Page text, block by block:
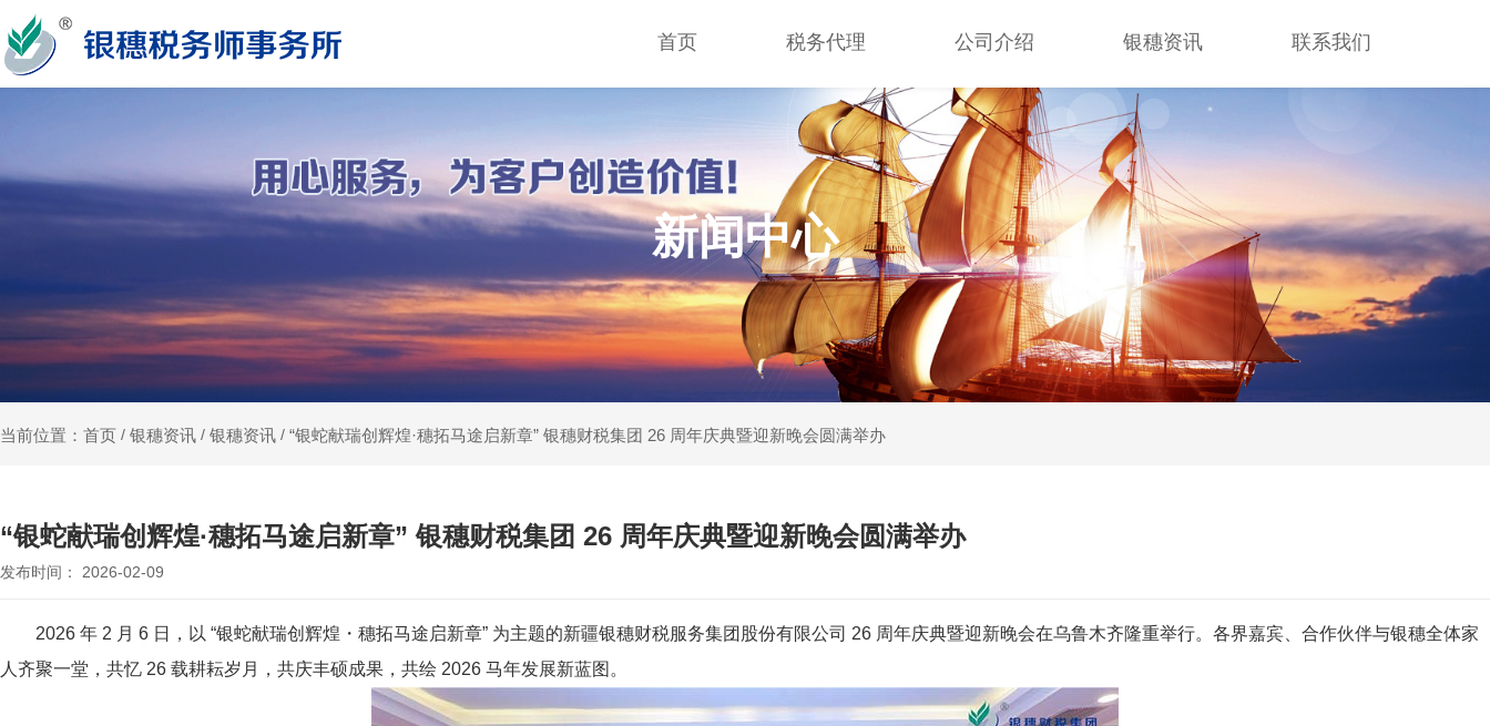
首页 税务代理 公司介绍 银穗资讯 联系我们
新闻中心
当前位置：首页 / 银穗资讯 / 银穗资讯 / “银蛇献瑞创辉煌·穗拓马途启新章” 银穗财税集团 26 周年庆典暨迎新晚会圆满举办
“银蛇献瑞创辉煌·穗拓马途启新章” 银穗财税集团 26 周年庆典暨迎新晚会圆满举办
发布时间： 2026-02-09
2026 年 2 月 6 日，以 “银蛇献瑞创辉煌・穗拓马途启新章” 为主题的新疆银穗财税服务集团股份有限公司 26 周年庆典暨迎新晚会在乌鲁木齐隆重举行。各界嘉宾、合作伙伴与银穗全体家
人齐聚一堂，共忆 26 载耕耘岁月，共庆丰硕成果，共绘 2026 马年发展新蓝图。